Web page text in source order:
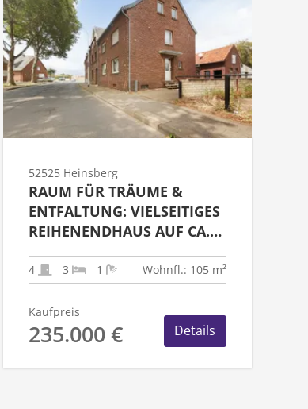
52525 Heinsberg
RAUM FÜR TRÄUME &
ENTFALTUNG: VIELSEITIGES
REIHENENDHAUS AUF CA.
1.782 M²
TRAUMGRUNDSTÜCK!
4 3 1 Wohnfl.: 105 m²
Kaufpreis
235.000 € Details